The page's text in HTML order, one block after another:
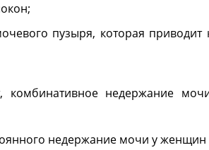
пузыря, которая
недержание
недержание мочи у женщин